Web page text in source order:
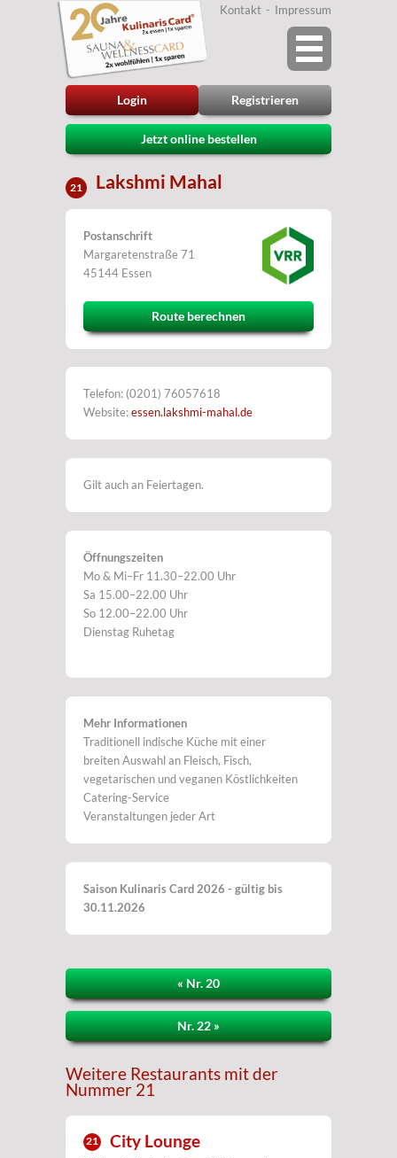
Login Registrieren
Kontakt Impressum
Jetzt online bestellen
21 Lakshmi Mahal
Postanschrift
Margaretenstraße 71
45144 Essen
Route berechnen
Telefon: (0201) 76057618
Website:essen.lakshmi-mahal.de
Gilt auch an Feiertagen.
Öffnungszeiten
Mo & Mi–Fr 11.30–22.00 Uhr
Sa 15.00–22.00 Uhr
So 12.00–22.00 Uhr
Dienstag Ruhetag
Mehr Informationen
Traditionell indische Küche mit einer
breiten Auswahl an Fleisch, Fisch,
vegetarischen und veganen Köstlichkeiten
Catering-Service
Veranstaltungen jeder Art
Saison Kulinaris Card 2026 - gültig bis
30.11.2026
« Nr. 20
Nr. 22 »
Weitere Restaurants mit der
Nummer 21
21 City Lounge